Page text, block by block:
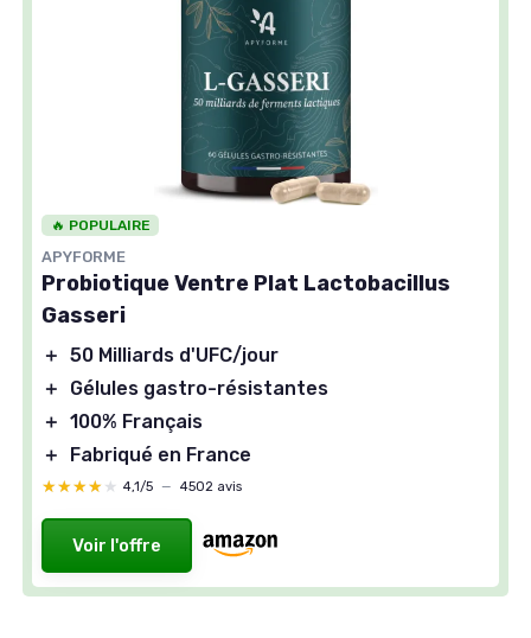
🔥 POPULAIRE
APYFORME
Probiotique Ventre Plat Lactobacillus
Gasseri
＋ 50 Milliards d'UFC/jour
＋
Gélules gastro-résistantes
＋ 100% Français
＋
Fabriqué en France
★★★★★
★★★★★ 4,1/5 — 4502 avis
Voir l'offre